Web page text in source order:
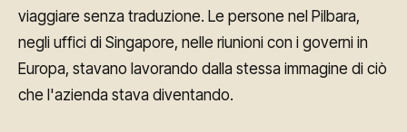
viaggiare senza traduzione. Le persone nel Pilbara,
negli uffici di Singapore, nelle riunioni con i governi in
Europa, stavano lavorando dalla stessa immagine di ciò
che l'azienda stava diventando.